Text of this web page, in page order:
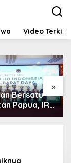
Video Terkini
»
Bersatu
Papua, IRI
Resmikan